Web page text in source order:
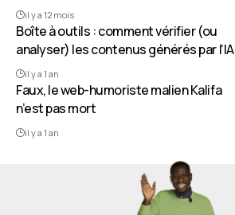
il y a 12 mois
Boîte à outils : comment vérifier (ou
analyser) les contenus générés par l’IA
il y a 1 an
Faux, le web-humoriste malien Kalifa
n’est pas mort
il y a 1 an